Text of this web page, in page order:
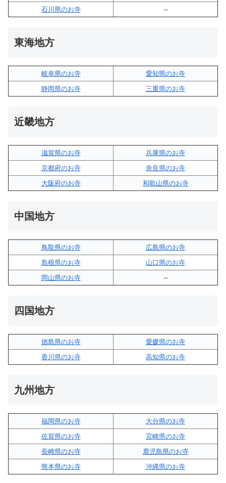
石川県のお寺
–
東海地方
岐阜県のお寺
愛知県のお寺
静岡県のお寺
三重県のお寺
近畿地方
滋賀県のお寺
兵庫県のお寺
京都府のお寺
奈良県のお寺
大阪府のお寺
和歌山県のお寺
中国地方
鳥取県のお寺
広島県のお寺
島根県のお寺
山口県のお寺
岡山県のお寺
–
四国地方
徳島県のお寺
愛媛県のお寺
香川県のお寺
高知県のお寺
九州地方
福岡県のお寺
大分県のお寺
佐賀県のお寺
宮崎県のお寺
長崎県のお寺
鹿児島県のお寺
熊本県のお寺
沖縄県のお寺